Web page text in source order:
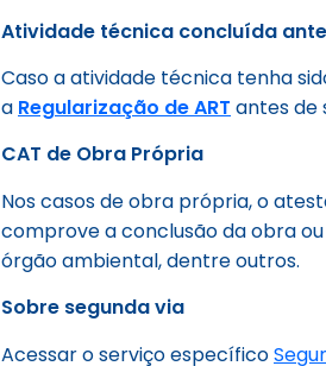
Atividade técnica concluída
Caso a atividade técnica tenha
a Regularização de ART antes de
CAT de Obra Própria
Nos casos de obra própria, o
comprove a conclusão da obra
órgão ambiental, dentre outros.
Sobre segunda via
Acessar o serviço específico